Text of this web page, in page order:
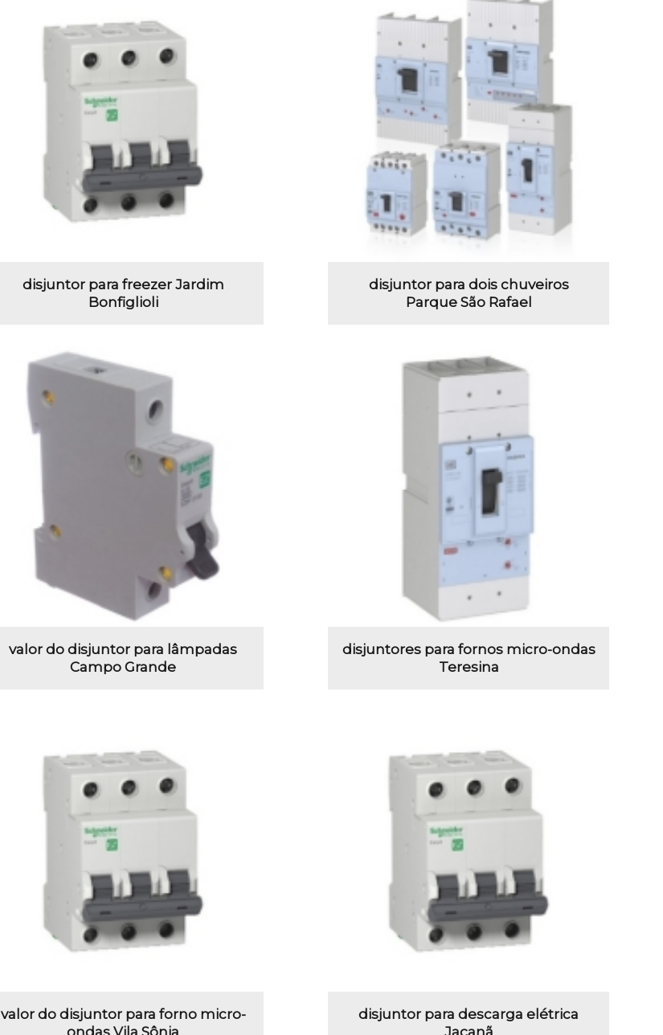
disjuntor para freezer Jardim
Bonfiglioli
disjuntor para dois chuveiros
Parque São Rafael
valor do disjuntor para lâmpadas
Campo Grande
disjuntores para fornos micro-ondas
Teresina
valor do disjuntor para forno micro-
ondas Vila Sônia
disjuntor para descarga elétrica
Jaçanã